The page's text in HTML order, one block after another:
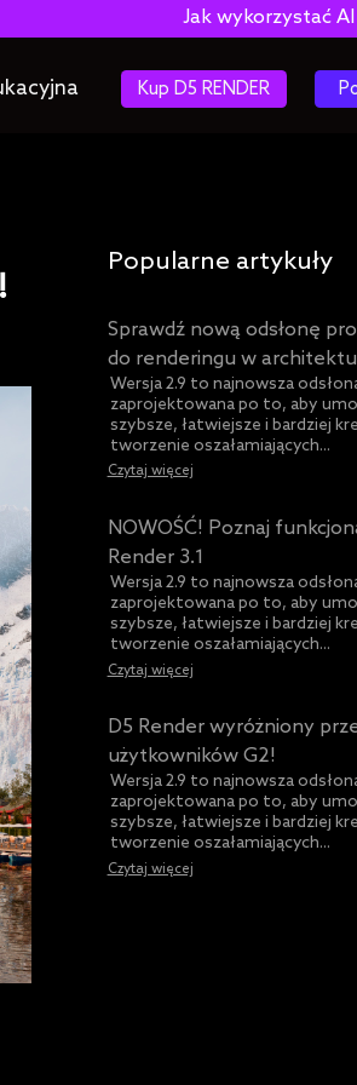
Jak wykorzystać AI w
Kup D5 RENDER
Popularne artykuły
Sprawdź nową odsłonę
do renderingu w
Wersja 2.9 to najnowsza
zaprojektowana po to, aby
szybsze, łatwiejsze i bardziej
tworzenie oszałamiających...
Czytaj więcej
NOWOŚĆ! Poznaj
Render 3.1
Wersja 2.9 to najnowsza
zaprojektowana po to, aby
szybsze, łatwiejsze i bardziej
tworzenie oszałamiających...
Czytaj więcej
D5 Render wyróżniony
użytkowników G2!
Wersja 2.9 to najnowsza
zaprojektowana po to, aby
szybsze, łatwiejsze i bardziej
tworzenie oszałamiających...
Czytaj więcej